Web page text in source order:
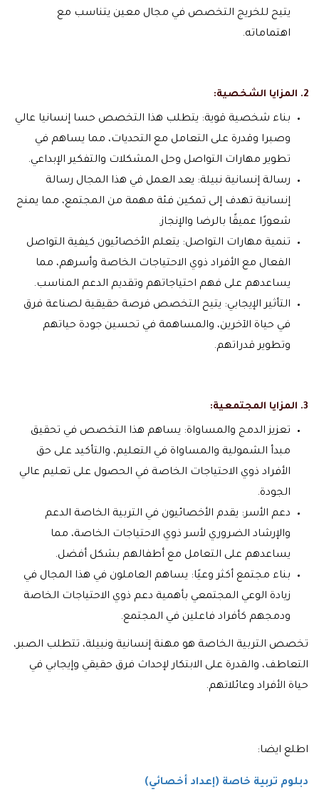
يتيح للخريج التخصص في مجال معين يتناسب مع
اهتماماته.
2. المزايا الشخصية:
بناء شخصية قوية: يتطلب هذا التخصص حسا إنسانيا عالي
وصبرا وقدرة على التعامل مع التحديات، مما يساهم في
تطوير مهارات التواصل وحل المشكلات والتفكير الإبداعي.
رسالة إنسانية نبيلة: يعد العمل في هذا المجال رسالة
إنسانية تهدف إلى تمكين فئة مهمة من المجتمع، مما يمنح
شعورًا عميقًا بالرضا والإنجاز.
تنمية مهارات التواصل: يتعلم الأخصائيون كيفية التواصل
الفعال مع الأفراد ذوي الاحتياجات الخاصة وأسرهم، مما
يساعدهم على فهم احتياجاتهم وتقديم الدعم المناسب.
التأثير الإيجابي: يتيح التخصص فرصة حقيقية لصناعة فرق
في حياة الآخرين، والمساهمة في تحسين جودة حياتهم
وتطوير قدراتهم.
3. المزايا المجتمعية:
تعزيز الدمج والمساواة: يساهم هذا التخصص في تحقيق
مبدأ الشمولية والمساواة في التعليم، والتأكيد على حق
الأفراد ذوي الاحتياجات الخاصة في الحصول على تعليم عالي
الجودة.
دعم الأسر: يقدم الأخصائيون في التربية الخاصة الدعم
والإرشاد الضروري لأسر ذوي الاحتياجات الخاصة، مما
يساعدهم على التعامل مع أطفالهم بشكل أفضل.
بناء مجتمع أكثر وعيًا: يساهم العاملون في هذا المجال في
زيادة الوعي المجتمعي بأهمية دعم ذوي الاحتياجات الخاصة
ودمجهم كأفراد فاعلين في المجتمع.
تخصص التربية الخاصة هو مهنة إنسانية ونبيلة، تتطلب الصبر،
التعاطف، والقدرة على الابتكار لإحداث فرق حقيقي وإيجابي في
حياة الأفراد وعائلاتهم.
اطلع ايضا:
دبلوم تربية خاصة (إعداد أخصائي)